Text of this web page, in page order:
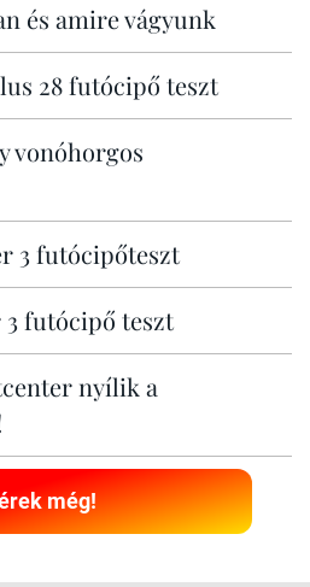
és amire vágyunk
28 futócipő teszt
vonóhorgos
3 futócipőteszt
futócipő teszt
nyílik a
még!